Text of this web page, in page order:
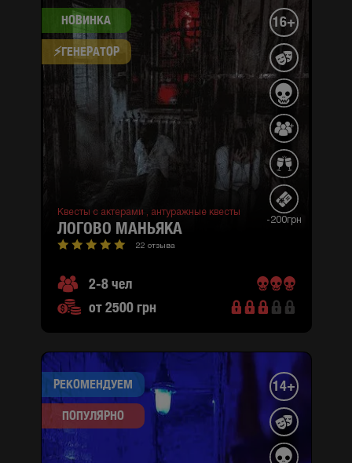
НОВИНКА
⚡​ГЕНЕРАТОР
16+
-200грн
Квесты с актерами , антуражные квесты
ЛОГОВО МАНЬЯКА
22 отзыва
2-8 чел
от 2500 грн
РЕКОМЕНДУЕМ
ПОПУЛЯРНО
14+